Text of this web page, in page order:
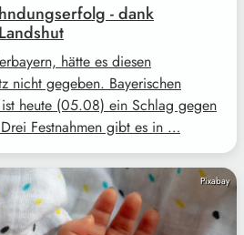
- dank
hätte es diesen
nicht gegeben. Bayerischen
ist heute (05.08) ein Schlag gegen
Festnahmen gibt es in …
Pixabay